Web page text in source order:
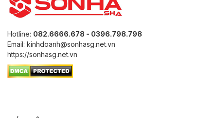
Hotline: 082.6666.678 - 0396.798.798
Email: kinhdoanh@sonhasg.net.vn
https://sonhasg.net.vn